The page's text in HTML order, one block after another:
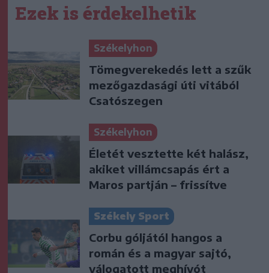
Ezek is érdekelhetik
Székelyhon
Tömegverekedés lett a szűk
mezőgazdasági úti vitából
Csatószegen
Székelyhon
Életét vesztette két halász,
akiket villámcsapás ért a
Maros partján – frissítve
Székely Sport
Corbu góljától hangos a
román és a magyar sajtó,
válogatott meghívót